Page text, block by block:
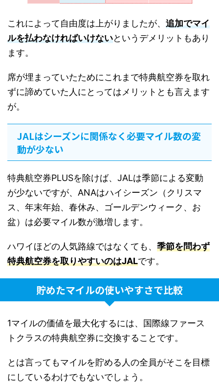
これによって自由度は上がりましたが、 追加でマイ
ルを払わなければいけないというデメリットもあり
ます。
席が埋まっていたためにこれまで特典航空券を取れ
ずに諦めていた人にとってはメリットとも言えます
が。
JALはシーズンに関係なく必要マイル数の変
動が少ない
特典航空券PLUSを除けば、JALは季節による変動
が少ないですが、ANAはハイシーズン（クリスマ
ス、年末年始、春休み、ゴールデンウィーク、お
盆）は必要マイル数が激増します。
ハワイほどの人気路線ではなくても、 季節を問わず
特典航空券を取りやすいのはJALです。
貯めたマイルの使いやすさで比較
1マイルの価値を最大化するには、国際線ファース
トクラスの特典航空券に交換することです。
とは言ってもマイルを貯める人の全員がそこを目標
にしているわけでもないでしょう。